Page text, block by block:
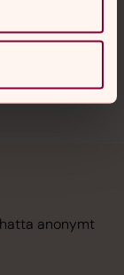
anonymt